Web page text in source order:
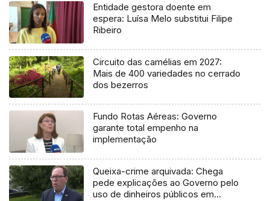
Entidade gestora doente em
espera: Luísa Melo substitui Filipe
Ribeiro
Circuito das camélias em 2027:
Mais de 400 variedades no cerrado
dos bezerros
Fundo Rotas Aéreas: Governo
garante total empenho na
implementação
Queixa-crime arquivada: Chega
pede explicações ao Governo pelo
uso de dinheiros públicos em